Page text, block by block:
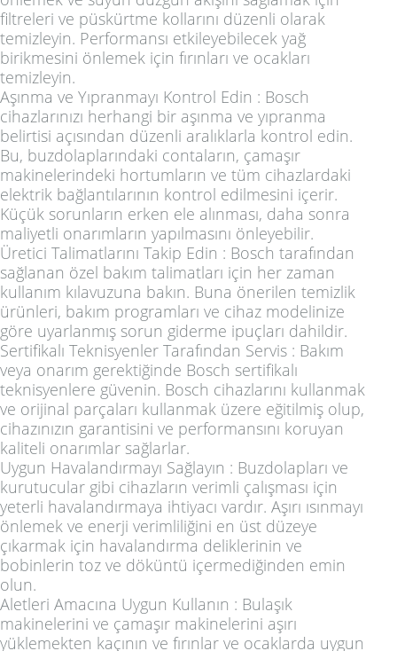
filtreleri ve püskürtme kollarını düzenli olarak
temizleyin. Performansı etkileyebilecek yağ
birikmesini önlemek için fırınları ve ocakları
temizleyin.
Aşınma ve Yıpranmayı Kontrol Edin : Bosch
cihazlarınızı herhangi bir aşınma ve yıpranma
belirtisi açısından düzenli aralıklarla kontrol edin.
Bu, buzdolaplarındaki contaların, çamaşır
makinelerindeki hortumların ve tüm cihazlardaki
elektrik bağlantılarının kontrol edilmesini içerir.
Küçük sorunların erken ele alınması, daha sonra
maliyetli onarımların yapılmasını önleyebilir.
Üretici Talimatlarını Takip Edin : Bosch tarafından
sağlanan özel bakım talimatları için her zaman
kullanım kılavuzuna bakın. Buna önerilen temizlik
ürünleri, bakım programları ve cihaz modelinize
göre uyarlanmış sorun giderme ipuçları dahildir.
Sertifikalı Teknisyenler Tarafından Servis : Bakım
veya onarım gerektiğinde Bosch sertifikalı
teknisyenlere güvenin. Bosch cihazlarını kullanmak
ve orijinal parçaları kullanmak üzere eğitilmiş olup,
cihazınızın garantisini ve performansını koruyan
kaliteli onarımlar sağlarlar.
Uygun Havalandırmayı Sağlayın : Buzdolapları ve
kurutucular gibi cihazların verimli çalışması için
yeterli havalandırmaya ihtiyacı vardır. Aşırı ısınmayı
önlemek ve enerji verimliliğini en üst düzeye
çıkarmak için havalandırma deliklerinin ve
bobinlerin toz ve döküntü içermediğinden emin
olun.
Aletleri Amacına Uygun Kullanın : Bulaşık
makinelerini ve çamaşır makinelerini aşırı
yüklemekten kaçının ve fırınlar ve ocaklarda uygun